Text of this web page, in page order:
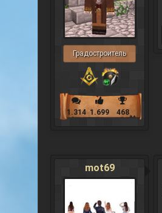
Градостроитель
1.314 1.699 468
mot69